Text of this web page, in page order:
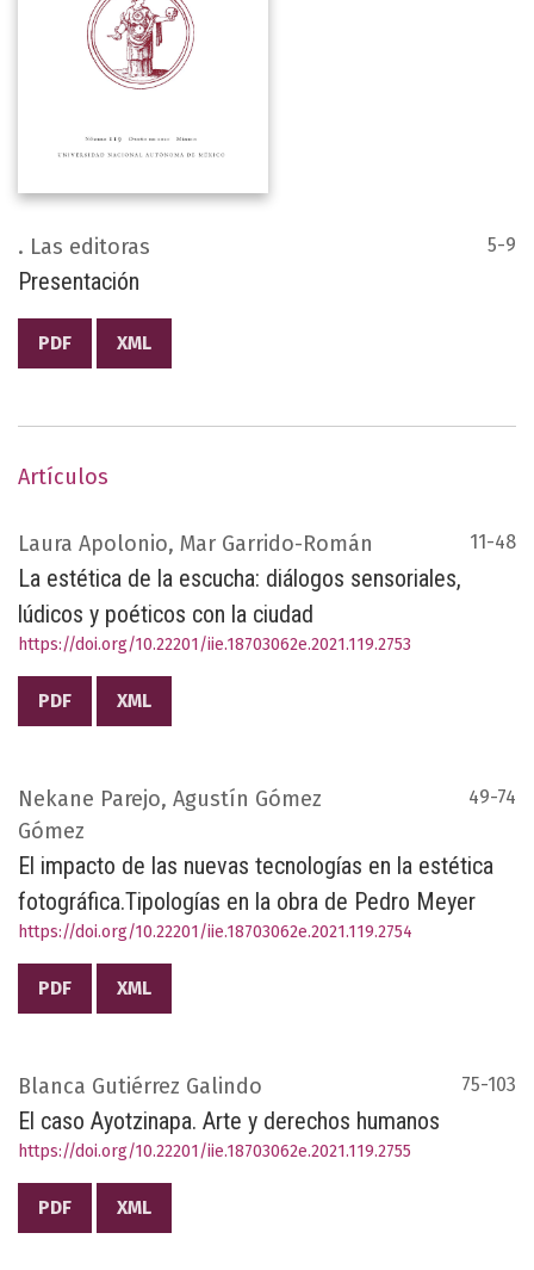
. Las editoras 5-9
Presentación
PDF XML
Artículos
Laura Apolonio, Mar Garrido-Román 11-48
La estética de la escucha: diálogos sensoriales,
lúdicos y poéticos con la ciudad
https://doi.org/10.22201/iie.18703062e.2021.119.2753
PDF XML
Nekane Parejo, Agustín Gómez
Gómez
49-74
El impacto de las nuevas tecnologías en la estética
fotográfica.Tipologías en la obra de Pedro Meyer
https://doi.org/10.22201/iie.18703062e.2021.119.2754
PDF XML
Blanca Gutiérrez Galindo 75-103
El caso Ayotzinapa. Arte y derechos humanos
https://doi.org/10.22201/iie.18703062e.2021.119.2755
PDF XML